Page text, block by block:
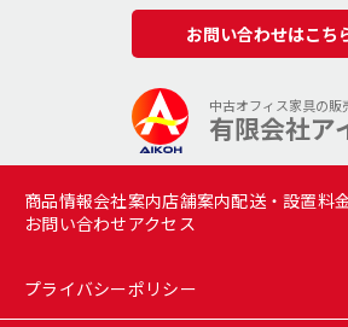
お問い合わせはこち
中古オフィス家具の販
有限会社ア
商品情報会社案内店舗案内配送・設置料
お問い合わせアクセス
プライバシーポリシー